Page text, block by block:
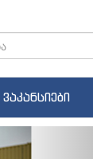
ვაკანსიები